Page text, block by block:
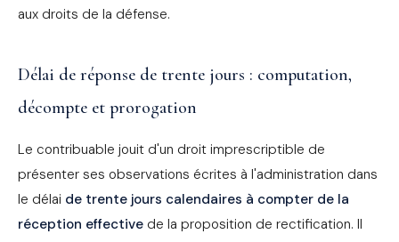
aux droits de la défense.
Délai de réponse de trente jours : computation,
décompte et prorogation
Le contribuable jouit d'un droit imprescriptible de
présenter ses observations écrites à l'administration dans
le délai de trente jours calendaires à compter de la
réception effective de la proposition de rectification. Il